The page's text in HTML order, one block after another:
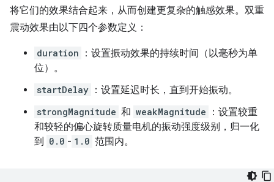
将它们的效果结合起来，从而创建更复杂的触感效果。双重
震动效果由以下四个参数定义：
duration
：设置振动效果的持续时间（以毫秒为单
位）。
startDelay ：设置延迟时长，直到开始振动。
strongMagnitude 和 weakMagnitude
：设置较重
和较轻的偏心旋转质量电机的振动强度级别，归一化
到 0.0 - 1.0 范围内。